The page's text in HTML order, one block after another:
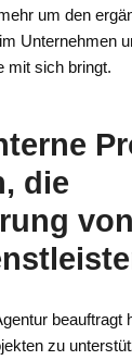
um den
Unternehmen
mit sich bringt.
die
von
beauftragt
zu